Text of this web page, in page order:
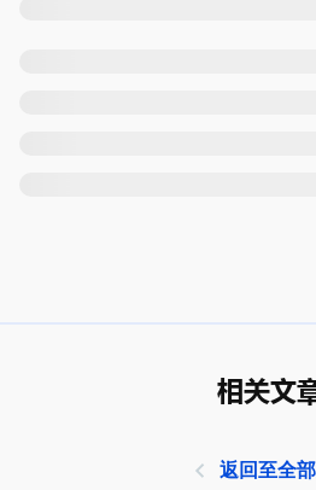
相关文
返回至全